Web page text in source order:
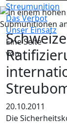
Streumunition
Das Verbot
Unser Einsatz
Eine Seite
von
20.10.2011
Die